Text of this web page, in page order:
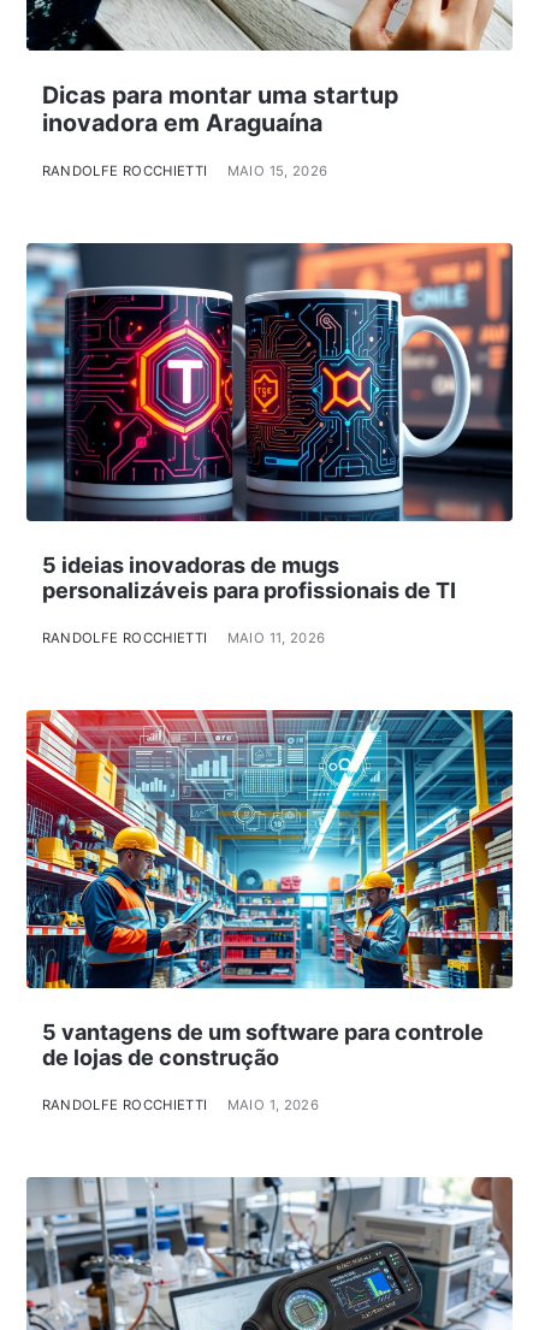
Dicas para montar uma startup
inovadora em Araguaína
RANDOLFE ROCCHIETTI MAIO 15, 2026
5 ideias inovadoras de mugs
personalizáveis para profissionais de TI
RANDOLFE ROCCHIETTI MAIO 11, 2026
5 vantagens de um software para controle
de lojas de construção
RANDOLFE ROCCHIETTI MAIO 1, 2026